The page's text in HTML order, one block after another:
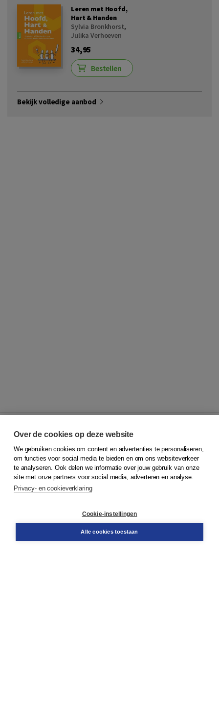
Leren met Hoofd,
Hart & Handen
Sylvia Bronkhorst,
Julika Verhoeven
34,95
Bestellen
Bekijk volledige aanbod
© 2026Koninklijke Boom uitgevers
Klantenservice
Service & informatie
Contact
Over de cookies op deze website
We gebruiken cookies om content en advertenties te personaliseren,
om functies voor social media te bieden en om ons websiteverkeer
te analyseren. Ook delen we informatie over jouw gebruik van onze
site met onze partners voor social media, adverteren en analyse.
Privacy- en cookieverklaring
Cookie-instellingen
Alle cookies toestaan